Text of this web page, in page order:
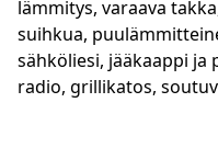
lämmitys, varaava
suihkua,
sähköliesi, jääkaappi ja
radio, grillikatos,